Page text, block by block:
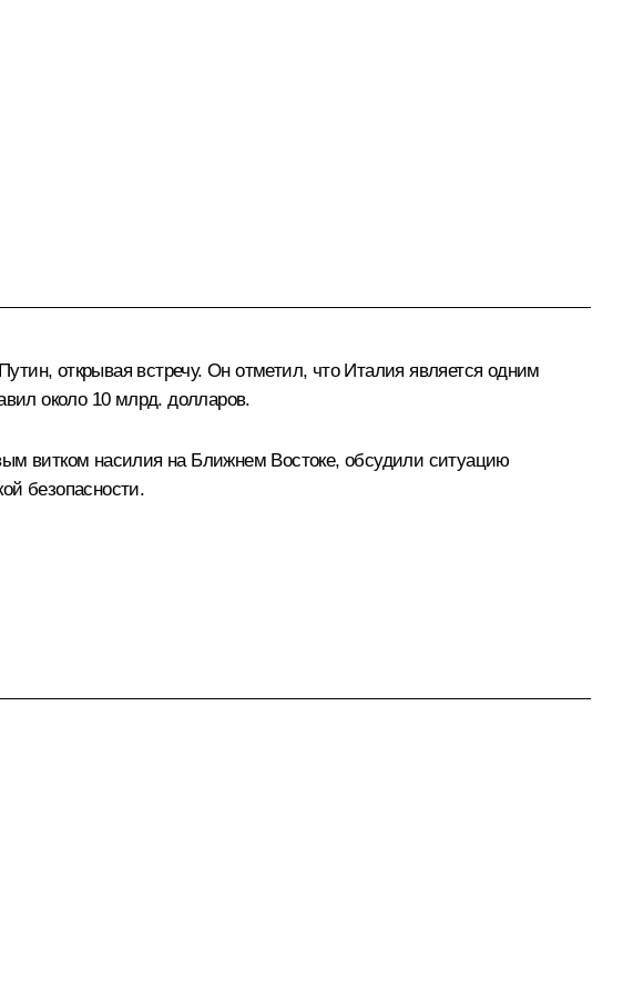
открывая встречу. Он отметил, что Италия является одним
около 10 млрд. долларов.
витком насилия на Ближнем Востоке, обсудили ситуацию
безопасности.